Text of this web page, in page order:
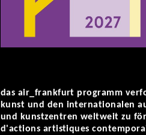
das air_frankfurt programm
kunst und den internationalen
und kunstzentren weltweit zu
d'actions artistiques